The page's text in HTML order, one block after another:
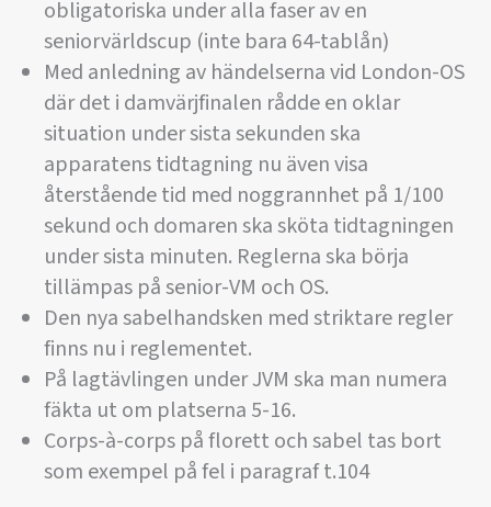
obligatoriska under alla faser av en
seniorvärldscup (inte bara 64-tablån)
Med anledning av händelserna vid London-OS
där det i damvärjfinalen rådde en oklar
situation under sista sekunden ska
apparatens tidtagning nu även visa
återstående tid med noggrannhet på 1/100
sekund och domaren ska sköta tidtagningen
under sista minuten. Reglerna ska börja
tillämpas på senior-VM och OS.
Den nya sabelhandsken med striktare regler
finns nu i reglementet.
På lagtävlingen under JVM ska man numera
fäkta ut om platserna 5-16.
Corps-à-corps på florett och sabel tas bort
som exempel på fel i paragraf t.104